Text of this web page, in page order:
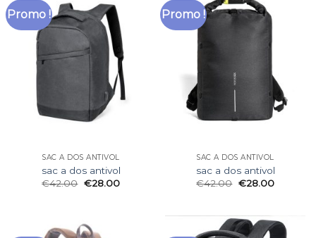
Promo !
SAC A DOS ANTIVOL
sac a dos antivol
€42.00 €28.00
Promo !
SAC A DOS ANTIVOL
sac a dos antivol
€42.00 €28.00